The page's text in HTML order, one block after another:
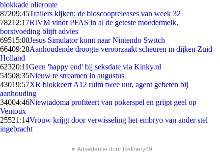
blokkade olieroute
87209:45Trailers kijken: de bioscoopreleases van week 32
78212:17RIVM vindt PFAS in al de geteste moedermelk,
borstvoeding blijft advies
69515:00Jesus Simulator komt naar Nintendo Switch
66409:28Aanhoudende droogte veroorzaakt scheuren in dijken Zuid-
Holland
62320:11Geen 'happy end' bij seksdate via Kinky.nl
54508:35Nieuw te streamen in augustus
43019:57XR blokkeert A12 ruim twee uur, agent gebeten bij
aanhouding
34004:46Niewiadoma profiteert van pokerspel en grijpt geel op
Ventoux
25521:14Vrouw krijgt door verwisseling het embryo van ander stel
ingebracht
▼ Advertentie door Refinery89